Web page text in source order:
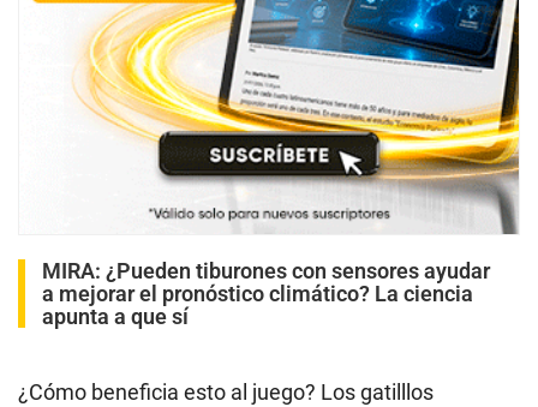
MIRA: ¿Pueden tiburones con sensores ayudar
a mejorar el pronóstico climático? La ciencia
apunta a que sí
¿Cómo beneficia esto al juego? Los gatilllos